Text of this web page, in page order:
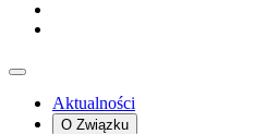
Aktualności
O Związku